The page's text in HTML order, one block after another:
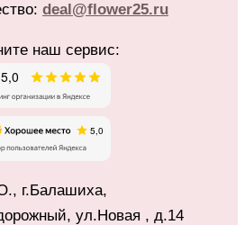
deal@flower25.ru
наш сервис:
г.Балашиха,
ул.Новая , д.14